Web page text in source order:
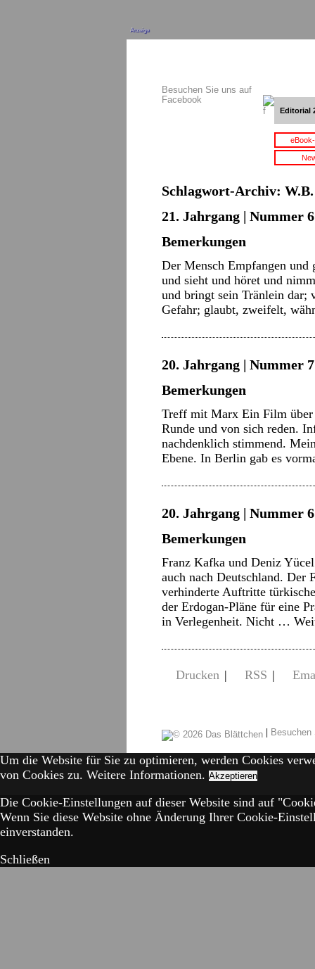
Anzeige
Besuchen Sie uns auf
Facebook
Editorial
Schlagwort-Archiv: W.B.
21. Jahrgang | Nummer
Bemerkungen
Der Mensch Empfangen und
und sieht und höret und
und bringt sein Tränlein dar;
Gefahr; glaubt, zweifelt,
20. Jahrgang | Nummer
Bemerkungen
Treff mit Marx Ein Film
Runde und von sich reden.
nachdenklich stimmend.
Ebene. In Berlin gab es
20. Jahrgang | Nummer
Bemerkungen
Franz Kafka und Deniz
auch nach Deutschland. Der
verhinderte Auftritte
der Erdogan-Pläne für eine
in Verlegenheit. Nicht …
Drucken | RSS |
|
Um die Website für Sie zu optimieren, werden Cookies
von Cookies zu. Weitere Informationen. Akzeptieren
Die Cookie-Einstellungen auf dieser Website sind auf
Wenn Sie diese Website ohne Änderung Ihrer Cookie-
einverstanden.
Schließen